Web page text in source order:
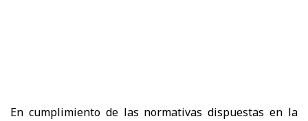
En cumplimiento de las normativas dispuestas en la